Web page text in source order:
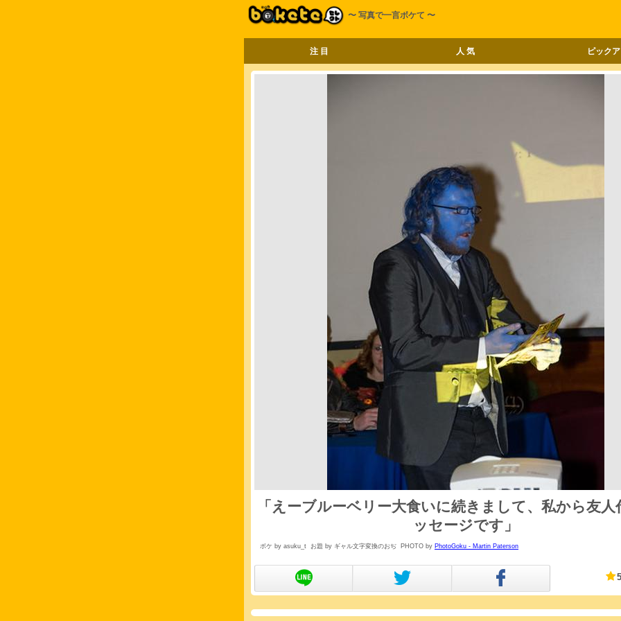
〜 写真で一言ボケて 〜
注 目 人 気 ピック
「えーブルーベリー大食いに続きまして、私から友人
ッセージです」
ボケ by asuku_t お題 by ギャル文字変換のおぢ PHOTO by PhotoGoku - Martin Paterson
5